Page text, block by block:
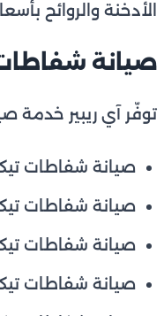
الأدخنة والروائح
صيانة
توفّر آي ريبير خدمة
صيانة شفاطات
صيانة شفاطات
صيانة شفاطات
صيانة شفاطات